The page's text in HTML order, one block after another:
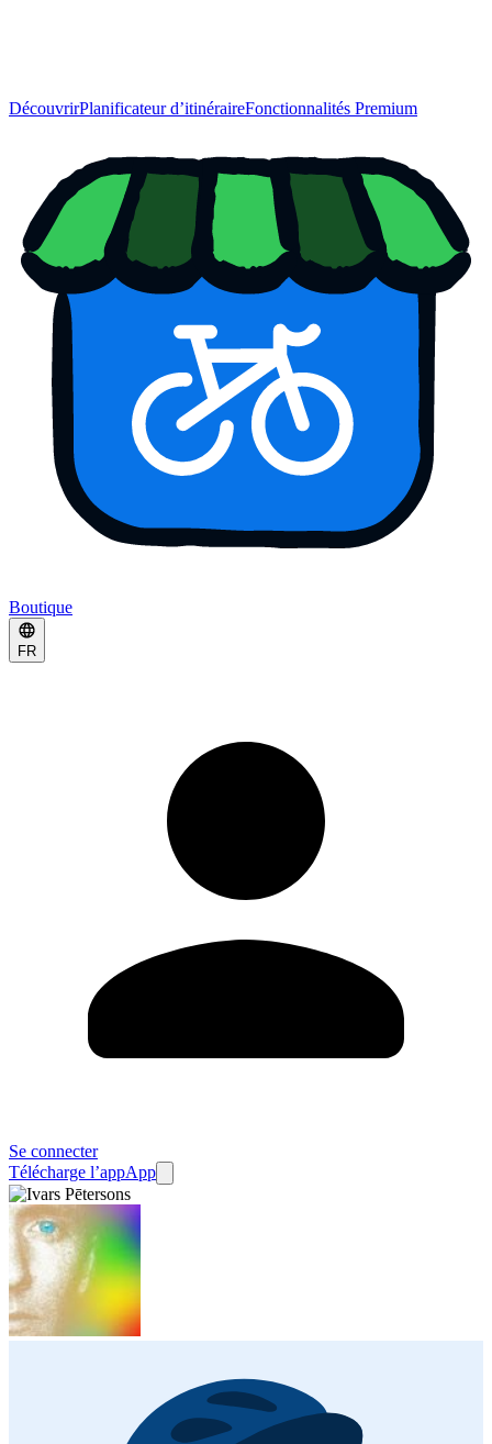
DécouvrirPlanificateur d’itinéraireFonctionnalités Premium
Boutique
FR
Se connecter
Télécharge l’appApp